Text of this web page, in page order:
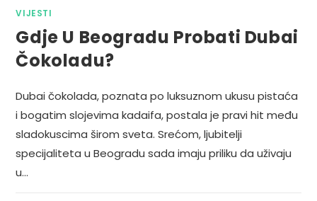
VIJESTI
Gdje U Beogradu Probati Dubai
Čokoladu?
Dubai čokolada, poznata po luksuznom ukusu pistaća
i bogatim slojevima kadaifa, postala je pravi hit među
sladokuscima širom sveta. Srećom, ljubitelji
specijaliteta u Beogradu sada imaju priliku da uživaju
u…